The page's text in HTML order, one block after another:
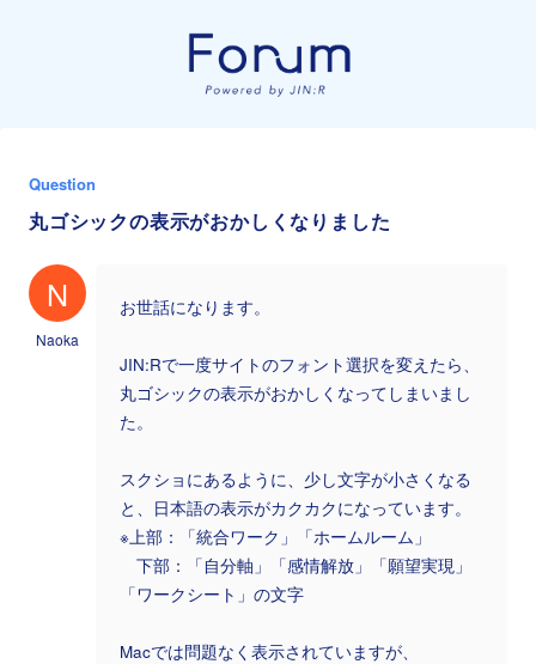
Question
丸ゴシックの表示がおかしくなりました
N
Naoka
お世話になります。
JIN:Rで一度サイトのフォント選択を変えたら、
丸ゴシックの表示がおかしくなってしまいまし
た。
スクショにあるように、少し文字が小さくなる
と、日本語の表示がカクカクになっています。
※上部：「統合ワーク」「ホームルーム」
下部：「自分軸」「感情解放」「願望実現」
「ワークシート」の文字
Macでは問題なく表示されていますが、